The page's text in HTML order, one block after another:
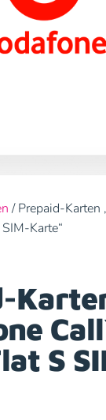
/ Prepaid-Karten
Karte“
S